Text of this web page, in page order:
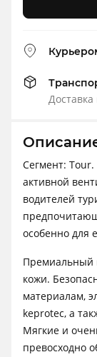
Сегмент:
активной
водителей
особенно для
Премиальный
кожи.
материалам,
keprotec, а
Мягкие и
превосходно